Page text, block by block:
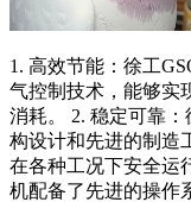
1. 高效节能：徐工
气控制技术，能够实
消耗。 2. 稳定可靠：
构设计和先进的制造
在各种工况下安全运
机配备了先进的操作